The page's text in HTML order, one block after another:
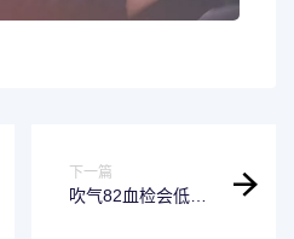
下一篇
吹气82血检会低于